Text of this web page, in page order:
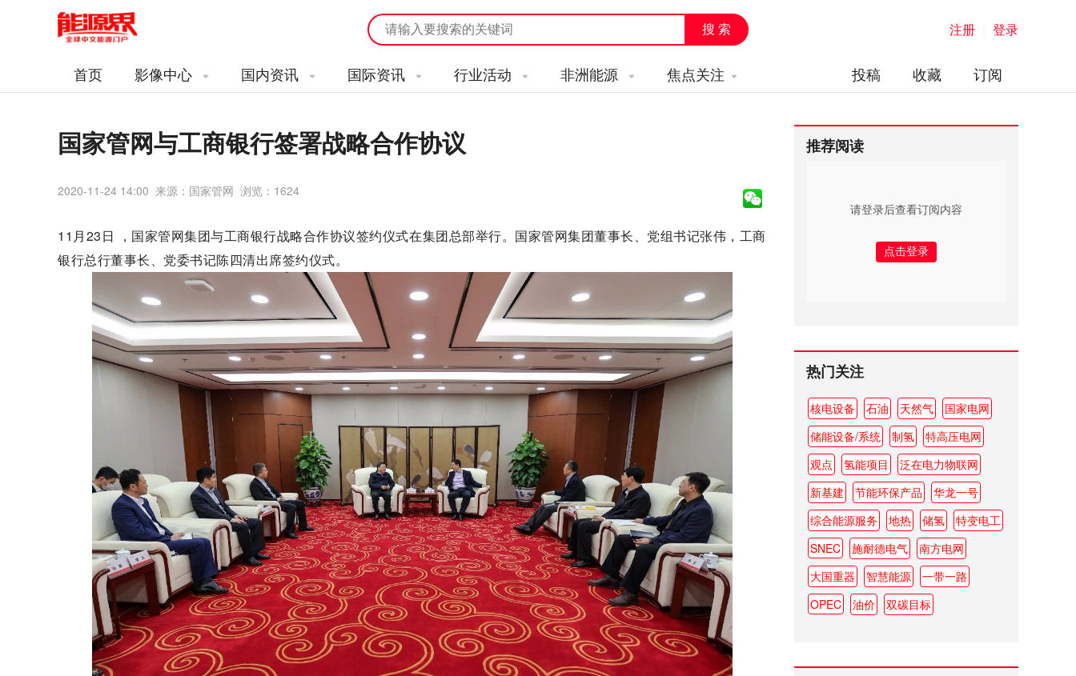
注册 登录
首页 影像中心 国内资讯 国际资讯 行业活动 非洲能源 焦点关注 订阅
收藏
投稿
国家管网与工商银行签署战略合作协议
2020-11-24 14:00 来源：国家管网 浏览： 1624
11月23日 ，国家管网集团与工商银行战略合作协议签约仪式在集团总部举行。国家管网集团董事长、党组书记张伟，工商
银行总行董事长、党委书记陈四清出席签约仪式。
推荐阅读
请登录后查看订阅内容
热门关注
核电设备 石油 天然气
国家电网
储能设备/系统
制氢
特高压电网
观点
氢能项目
泛在电力物联网
新基建
节能环保产品
华龙一号
综合能源服务
地热 储氢
特变电工
SNEC
施耐德电气
南方电网
大国重器
智慧能源
一带一路
OPEC
油价 双碳目标